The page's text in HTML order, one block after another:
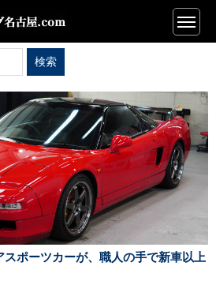
ポーツカーが、職人の手で新車以上